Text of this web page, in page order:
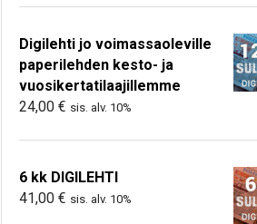
Digilehti jo voimassaoleville
paperilehden kesto- ja
vuosikertatilaajillemme
24,00 € sis. alv. 10%
6 kk DIGILEHTI
41,00 € sis. alv. 10%